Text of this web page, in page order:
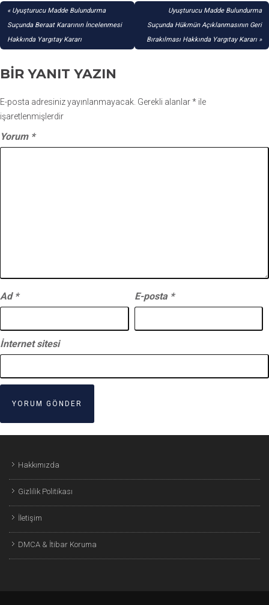
YAZI
GEZINMESI
Uyuşturucu Madde Bulundurma
Suçunda Beraat Kararının İncelenmesi
Hakkında Yargıtay Kararı
Uyuşturucu Madde Bulundurma
Suçunda Hükmün Açıklanmasının Geri
Bırakılması Hakkında Yargıtay Kararı
BIR YANIT YAZIN
E-posta adresiniz yayınlanmayacak. Gerekli alanlar* ile
işaretlenmişlerdir
Yorum *
Ad * E-posta *
İnternet sitesi
Hakkımızda
Gizlilik Politikası
İletişim
DMCA & İtibar Koruma